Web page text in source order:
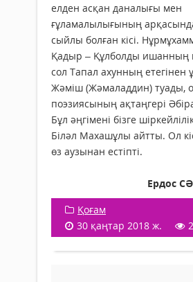
елден асқан даналығы мен
ғұламалылығының
сыйлы болған кісі.
Қадыр – Құлболды ишанның
сол Тапал ахунның етегінен
Жәміш (Жәмаладдин) туады,
поэзиясының ақтаңгері
Бұл әңгімені бізге
Біләл Махашұлы айтты. Ол
өз аузынан естіпті.
Ердос
Қоғам
30 қаңтар 2018 ж.